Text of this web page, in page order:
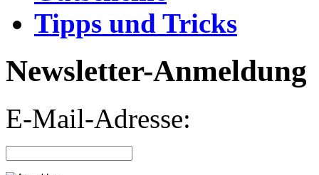
Tipps und Tricks
Newsletter-Anmeldung
E-Mail-Adresse: